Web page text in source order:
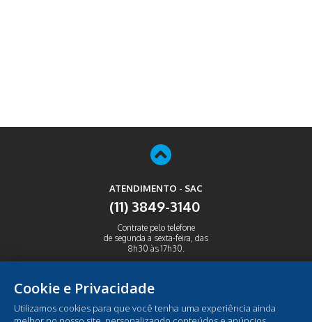
ATENDIMENTO - SAC
(11) 3849-3140
Contrate pelo telefone
de segunda a sexta-feira, das
8h30 às 17h30.
Cookie e Privacidade
Utilizamos cookies para que você tenha uma experiência ainda